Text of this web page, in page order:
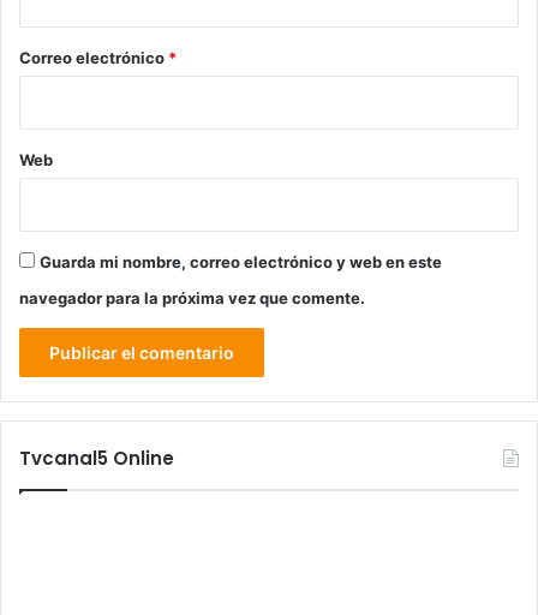
*
Correo electrónico *
Web
Guarda mi nombre, correo electrónico y web en este
navegador para la próxima vez que comente.
Tvcanal5 Online